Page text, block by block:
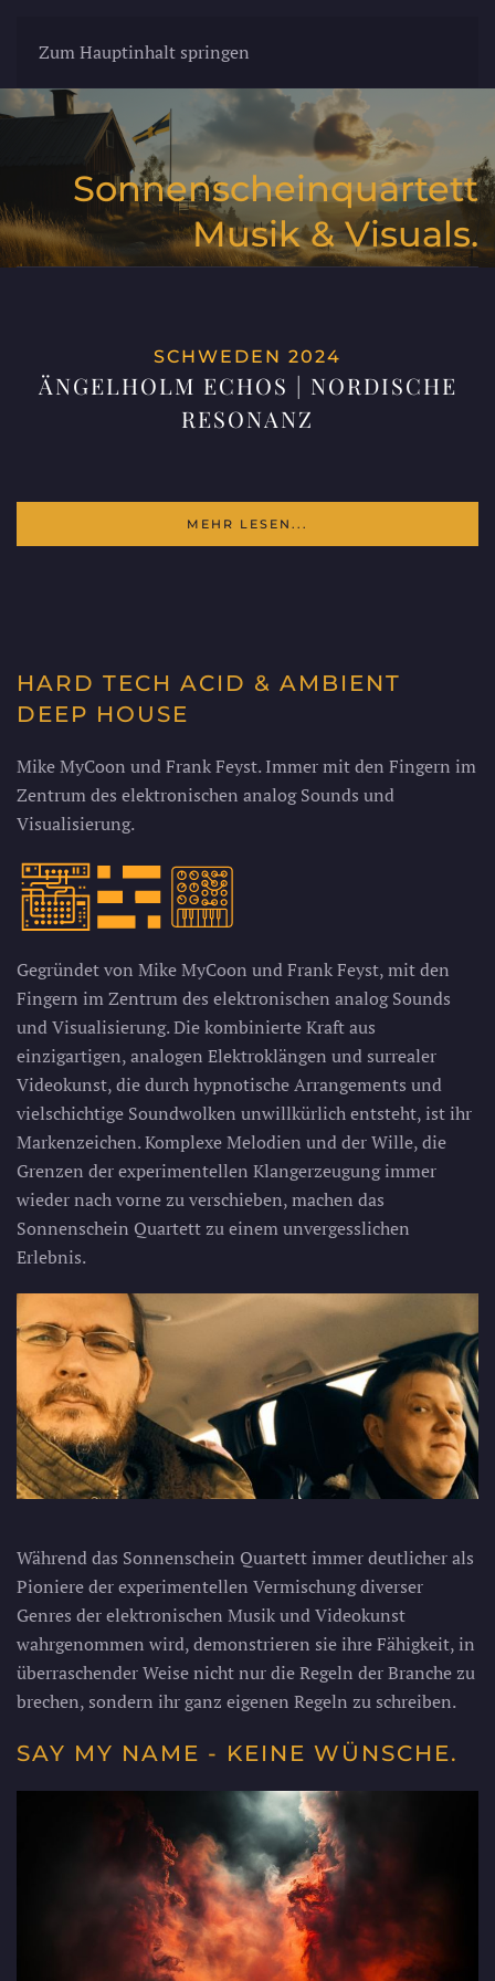
Zum Hauptinhalt springen
Sonnenscheinquartett
Musik & Visuals.
SCHWEDEN 2024
ÄNGELHOLM ECHOS | NORDISCHE
RESONANZ
MEHR LESEN...
HARD TECH ACID & AMBIENT
DEEP HOUSE
Mike MyCoon und Frank Feyst. Immer mit den Fingern im
Zentrum des elektronischen analog Sounds und
Visualisierung.
Gegründet von Mike MyCoon und Frank Feyst, mit den
Fingern im Zentrum des elektronischen analog Sounds
und Visualisierung. Die kombinierte Kraft aus
einzigartigen, analogen Elektroklängen und surrealer
Videokunst, die durch hypnotische Arrangements und
vielschichtige Soundwolken unwillkürlich entsteht, ist ihr
Markenzeichen. Komplexe Melodien und der Wille, die
Grenzen der experimentellen Klangerzeugung immer
wieder nach vorne zu verschieben, machen das
Sonnenschein Quartett zu einem unvergesslichen
Erlebnis.
Während das Sonnenschein Quartett immer deutlicher als
Pioniere der experimentellen Vermischung diverser
Genres der elektronischen Musik und Videokunst
wahrgenommen wird, demonstrieren sie ihre Fähigkeit, in
überraschender Weise nicht nur die Regeln der Branche zu
brechen, sondern ihr ganz eigenen Regeln zu schreiben.
SAY MY NAME - KEINE WÜNSCHE.